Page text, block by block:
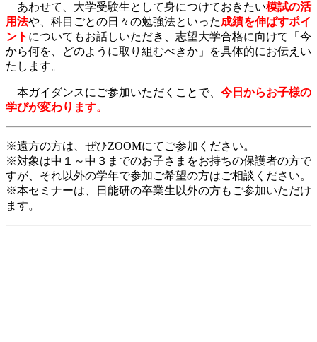
あわせて、大学受験生として身につけておきたい模試の活
用法や、科目ごとの日々の勉強法といった成績を伸ばすポイ
ント についてもお話しいただき、志望大学合格に向けて「今
から何を、どのように取り組むべきか」を具体的にお伝えい
たします。
本ガイダンスにご参加いただくことで、 今日からお子様の
学びが変わります。
※遠方の方は、ぜひZOOMにてご参加ください。
※対象は中１～中３までのお子さまをお持ちの保護者の方で
すが、それ以外の学年で参加ご希望の方はご相談ください。
※本セミナーは、日能研の卒業生以外の方もご参加いただけ
ます。